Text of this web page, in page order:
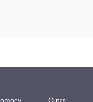
O nas